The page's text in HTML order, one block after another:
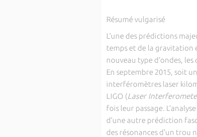
Résumé vulgarisé
L’une des prédictions
temps et de la gravitation
nouveau type d’ondes,
En septembre 2015, soit
interféromètres laser
LIGO (Laser
fois leur passage.
d’une autre prédiction
des résonances d’un